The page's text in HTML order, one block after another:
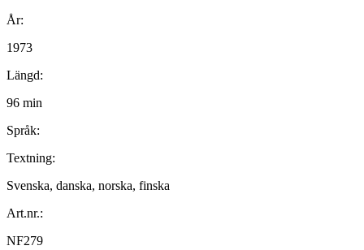
År:
1973
Längd:
96 min
Språk:
Textning:
Svenska, danska, norska, finska
Art.nr.:
NF279